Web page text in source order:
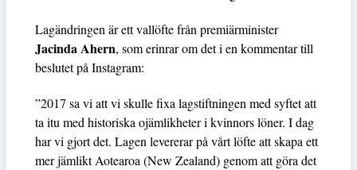
Lagändringen är ett vallöfte från premiärminister
Jacinda Ahern, som erinrar om det i en kommentar till
beslutet på Instagram:
”2017 sa vi att vi skulle fixa lagstiftningen med syftet att
ta itu med historiska ojämlikheter i kvinnors löner. I dag
har vi gjort det. Lagen levererar på vårt löfte att skapa ett
mer jämlikt Aotearoa (New Zealand) genom att göra det